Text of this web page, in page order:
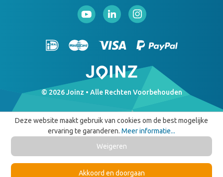
© 2026 Joinz • Alle Rechten Voorbehouden
Deze website maakt gebruik van cookies om de best mogelijke
ervaring te garanderen. Meer informatie...
Weigeren
Akkoord en doorgaan